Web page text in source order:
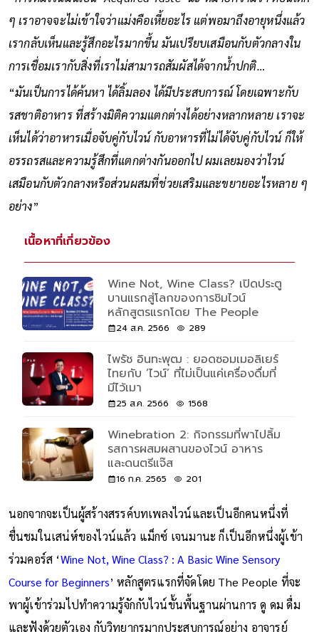
ๆ เราอาจจะไม่เข้าใจว่าแม่งคือเหี้ยอะไร แต่พอมาถึงอายุหนึ่งแล้ว
เรากลับเห็นและรู้สึกอะไรมากขึ้น มันเปรียบเสมือนกับตัวกลางใน
การเชื่อมเรากับสิ่งที่เราไม่สามารถสัมผัสได้จากน้ำปกติ…
“มันเป็นการได้ค้นหา ได้ลิ้มลอง ได้มีประสบการณ์ โดยเฉพาะกับ
รสชาติอาหาร ที่สร้างมิติความแตกต่างได้อย่างหลากหลาย เราจะ
เห็นได้ว่าอาหารเมื่อจับคู่กับไวน์ กับอาหารที่ไม่ได้จับคู่กับไวน์ ก็ให้
อรรถรสและความรู้สึกที่แตกต่างกันออกไป ผมเลยมองว่าไวน์
เสมือนกับตัวกลางหรือส่วนผสมที่ช่วยเสริมและขยายอะไรหลาย ๆ
อย่าง”
เนื้อหาที่เกี่ยวข้อง
Wine Not, Wine Class? เปิดประตู
บานแรกสู่โลกของการชิมไวน์
หลักสูตรแรกโดย The People
24 ส.ค. 2566 289
ไพรัช อินทะพุฒ : ยอดซอมเมอลิเยร์
ไทยกับ ‘ไวน์’ ที่ไม่เป็นแค่เครื่องดื่มที่
มีไว้เมา
25 ส.ค. 2566 1568
Winebration 2: กิจกรรมที่พาไปลิ้ม
รสการผสมผสานของไวน์ อาหาร
และดนตรีแจ๊ส
16 ก.ค. 2565 201
นอกจากจะเป็นผู้สร้างสรรค์บทเพลงไวน์และเป็นอีกคนหนึ่งที่
ชื่นชมในเสน่ห์ของไวน์แล้ว แม็กซ์ เจนมานะ ก็เป็นอีกหนึ่งผู้เข้า
ร่วมคอร์ส ‘Wine Not, Wine Class? : A Basic Wine Sensory
Course for Beginners’ หลักสูตรแรกที่จัดโดย The People ที่จะ
พาผู้เข้าร่วมไปทำความรู้จักกับไวน์ขั้นพื้นฐานผ่านการ ดู ดม ดื่ม
และฟังด้วยตัวเอง กับวิทยากรมากประสบการณ์อย่าง อาจารย์